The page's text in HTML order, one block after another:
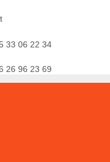
33 06 22 34
26 96 23 69